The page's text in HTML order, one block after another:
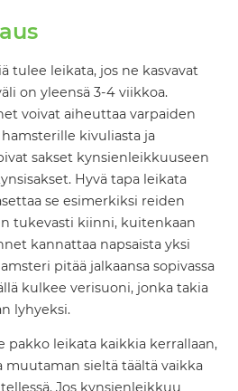
tulee leikata, jos ne kasvavat
on yleensä 3-4 viikkoa.
voivat aiheuttaa varpaiden
kivuliasta ja
sakset kynsienleikkuuseen
Hyvä tapa leikata
se esimerkiksi reiden
tukevasti kiinni, kuitenkaan
kannattaa napsaista yksi
pitää jalkaansa sopivassa
kulkee verisuoni, jonka takia
lyhyeksi.
pakko leikata kaikkia kerrallaan,
muutaman sieltä täältä vaikka
Jos kynsienleikkuu